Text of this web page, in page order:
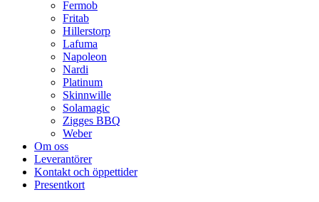
Fermob
Fritab
Hillerstorp
Lafuma
Napoleon
Nardi
Platinum
Skinnwille
Solamagic
Zigges BBQ
Weber
Om oss
Leverantörer
Kontakt och öppettider
Presentkort